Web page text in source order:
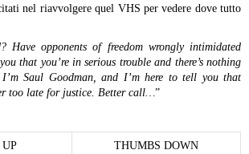
nel riavvolgere quel VHS per vedere dove tutto
Have opponents of freedom wrongly intimidated
that you’re in serious trouble and there’s nothing
Saul Goodman, and I’m here to tell you that
too late for justice. Better call…”
THUMBS DOWN